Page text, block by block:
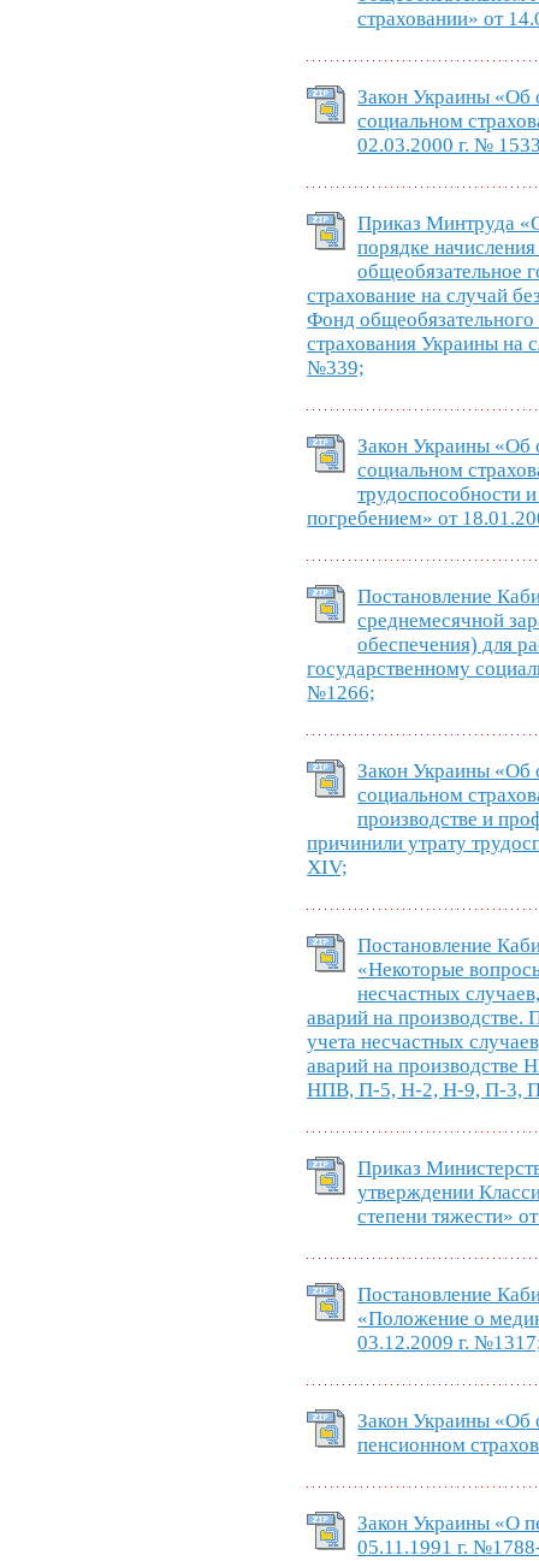
страховании» от
Закон Украины «Об
социальном
02.03.2000 г. №
Приказ Минтруда
порядке
общеобязательное
страхование на случай
Фонд общеобязательного
страхования Украины на
№339;
Закон Украины «Об
социальном
трудоспособности
погребением» от
Постановление
среднемесячной
обеспечения) для
государственному
№1266;
Закон Украины «Об
социальном
производстве и
причинили утрату
XIV;
Постановление
«Некоторые
несчастных
аварий на производстве.
учета несчастных
аварий на
НПВ, П-5, Н-2, Н-9, П-3,
Приказ
утверждении
степени тяжести»
Постановление
«Положение о
03.12.2009 г.
Закон Украины «Об
пенсионном
Закон Украины «О
05.11.1991 г.